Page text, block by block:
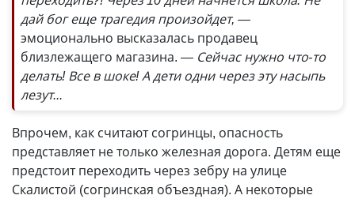
дай бог еще трагедия произойдет, —
эмоционально высказалась продавец
близлежащего магазина. — Сейчас нужно что-то
делать! Все в шоке! А дети одни через эту насыпь
лезут...
Впрочем, как считают согринцы, опасность
представляет не только железная дорога. Детям еще
предстоит переходить через зебру на улице
Скалистой (согринская объездная). А некоторые